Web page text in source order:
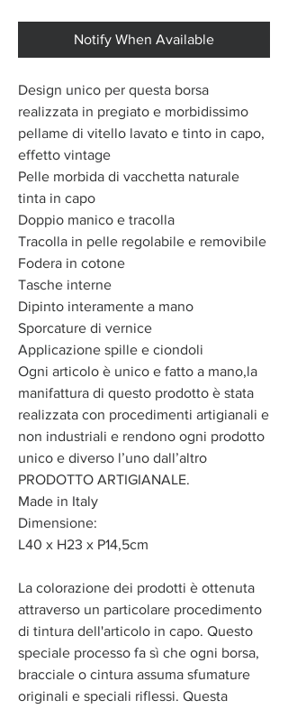
Notify When Available
Design unico per questa borsa
realizzata in pregiato e morbidissimo
pellame di vitello lavato e tinto in capo,
effetto vintage
Pelle morbida di vacchetta naturale
tinta in capo
Doppio manico e tracolla
Tracolla in pelle regolabile e removibile
Fodera in cotone
Tasche interne
Dipinto interamente a mano
Sporcature di vernice
Applicazione spille e ciondoli
Ogni articolo è unico e fatto a mano,la
manifattura di questo prodotto è stata
realizzata con procedimenti artigianali e
non industriali e rendono ogni prodotto
unico e diverso l’uno dall’altro
PRODOTTO ARTIGIANALE.
Made in Italy
Dimensione:
L40 x H23 x P14,5cm
La colorazione dei prodotti è ottenuta
attraverso un particolare procedimento
di tintura dell'articolo in capo. Questo
speciale processo fa sì che ogni borsa,
bracciale o cintura assuma sfumature
originali e speciali riflessi. Questa